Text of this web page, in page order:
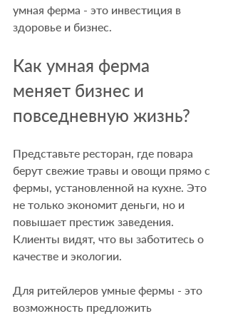
умная ферма - это инвестиция в
здоровье и бизнес.
Как умная ферма
меняет бизнес и
повседневную жизнь?
Представьте ресторан, где повара
берут свежие травы и овощи прямо с
фермы, установленной на кухне. Это
не только экономит деньги, но и
повышает престиж заведения.
Клиенты видят, что вы заботитесь о
качестве и экологии.
Для ритейлеров умные фермы - это
возможность предложить